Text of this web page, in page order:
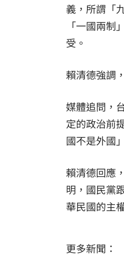
義，所謂「
「一國兩
受。
賴清德強調
媒體追問，
定的政治前
國不是外國
賴清德回應
明，國民黨
華民國的主
更多新聞：